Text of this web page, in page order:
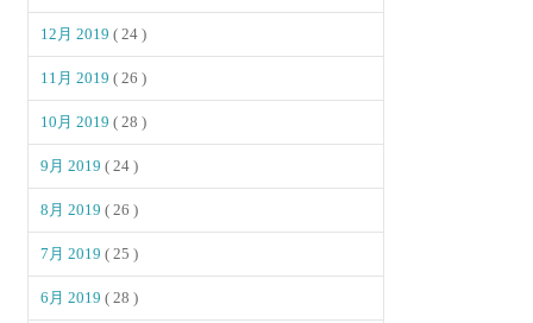
12月 2019( 24 )
11月 2019( 26 )
10月 2019( 28 )
9月 2019( 24 )
8月 2019( 26 )
7月 2019( 25 )
6月 2019( 28 )